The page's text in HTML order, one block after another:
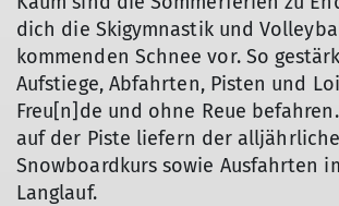
dich die Skigymnastik und
kommenden Schnee vor. So
Aufstiege, Abfahrten, Pisten und
Freu[n]de und ohne Reue
auf der Piste liefern der
Snowboardkurs sowie Ausfahrten
Langlauf.